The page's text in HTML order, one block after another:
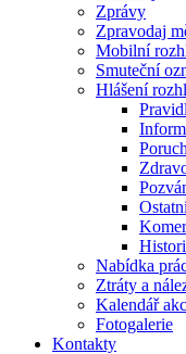
Zprávy
Zpravodaj
Mobilní
Smuteční
Hlášení
Nabídka
Ztráty a
Kalendář
Fotogalerie
Kontakty